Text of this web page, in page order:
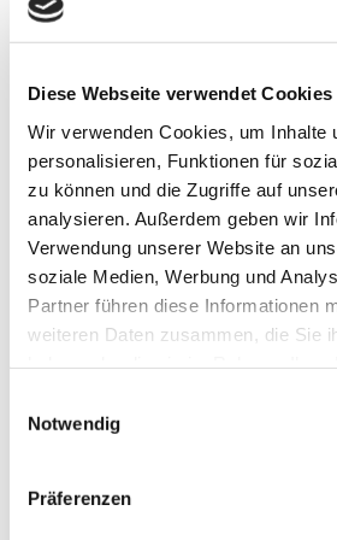
Diese Webseite verwendet Cookies
Wir verwenden Cookies, um Inhalte
personalisieren, Funktionen für
zu können und die Zugriffe auf
analysieren. Außerdem geben wir
Verwendung unserer Website an
soziale Medien, Werbung und
Partner führen diese Informationen
weiteren Daten zusammen, die Sie
Notwendig
Präferenzen
das eine solche Anlage in
damit die großen Einzelteile der
damit das austretende
werden konnte, wurde eine
Drainageleitung gelegt.
COMBIFLEX-Anlage ließ Röttger
Wasseraufbereitungsanlage
Vorreiter inDeutschland
„Da diese Maschine das absolut
bekamen wir sogar Besuch von
sich die Anlage haben vorführen
Inbetriebnahme, entwickelt
ständig weitere Features, damit